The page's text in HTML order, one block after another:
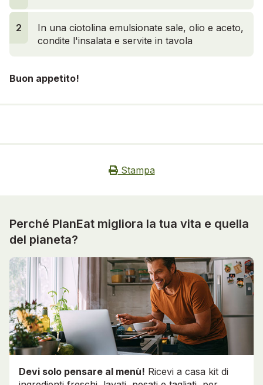
2
In una ciotolina emulsionate sale, olio e aceto,
condite l'insalata e servite in tavola
2
Buon appetito!
Stampa
Perché PlanEat migliora la tua vita e quella
del pianeta?
Devi solo pensare al menù! Ricevi a casa kit di